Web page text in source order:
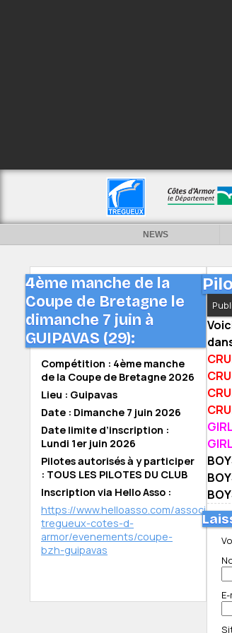
NEWS
4ème manche de la
Coupe de Bretagne le
dimanche 7 juin à
GUIPAVAS (29):
Compétition : 4ème manche
de la Coupe de Bretagne 2026
Lieu : Guipavas
Date : Dimanche 7 juin 2026
Date limite d’inscription :
Lundi 1er juin 2026
Pilotes autorisés à y participer
: TOUS LES PILOTES DU CLUB
Inscription via Hello Asso :
https://www.helloasso.com/
tregueux-cotes-d-
armor/evenements/coupe-
bzh-guipavas